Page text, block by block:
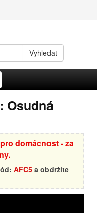
Osudná
domácnost - za
AFC5 a obdržíte